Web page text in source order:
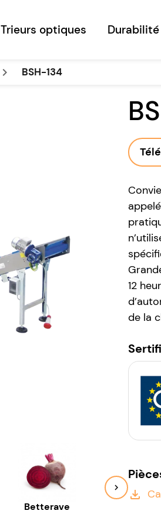
Trieurs optiques Durabilité
keyboard_arrow_right BSH-134
Betterave
12
de la
file_download